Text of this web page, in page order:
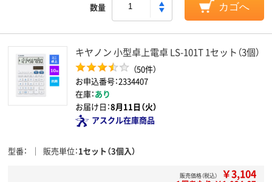
数量 カゴへ
キヤノン 小型卓上電卓 LS-101T 1セット（3個）
（50件）
お申込番号：2334407
在庫：あり
お届け日：8月11日（火）
アスクル在庫商品
型番 販売単位 1セット（3個入）
販売価格（税込） ￥3,104